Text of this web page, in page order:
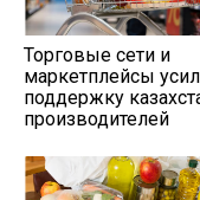
Торговые сети и
маркетплейсы
поддержку
производителей